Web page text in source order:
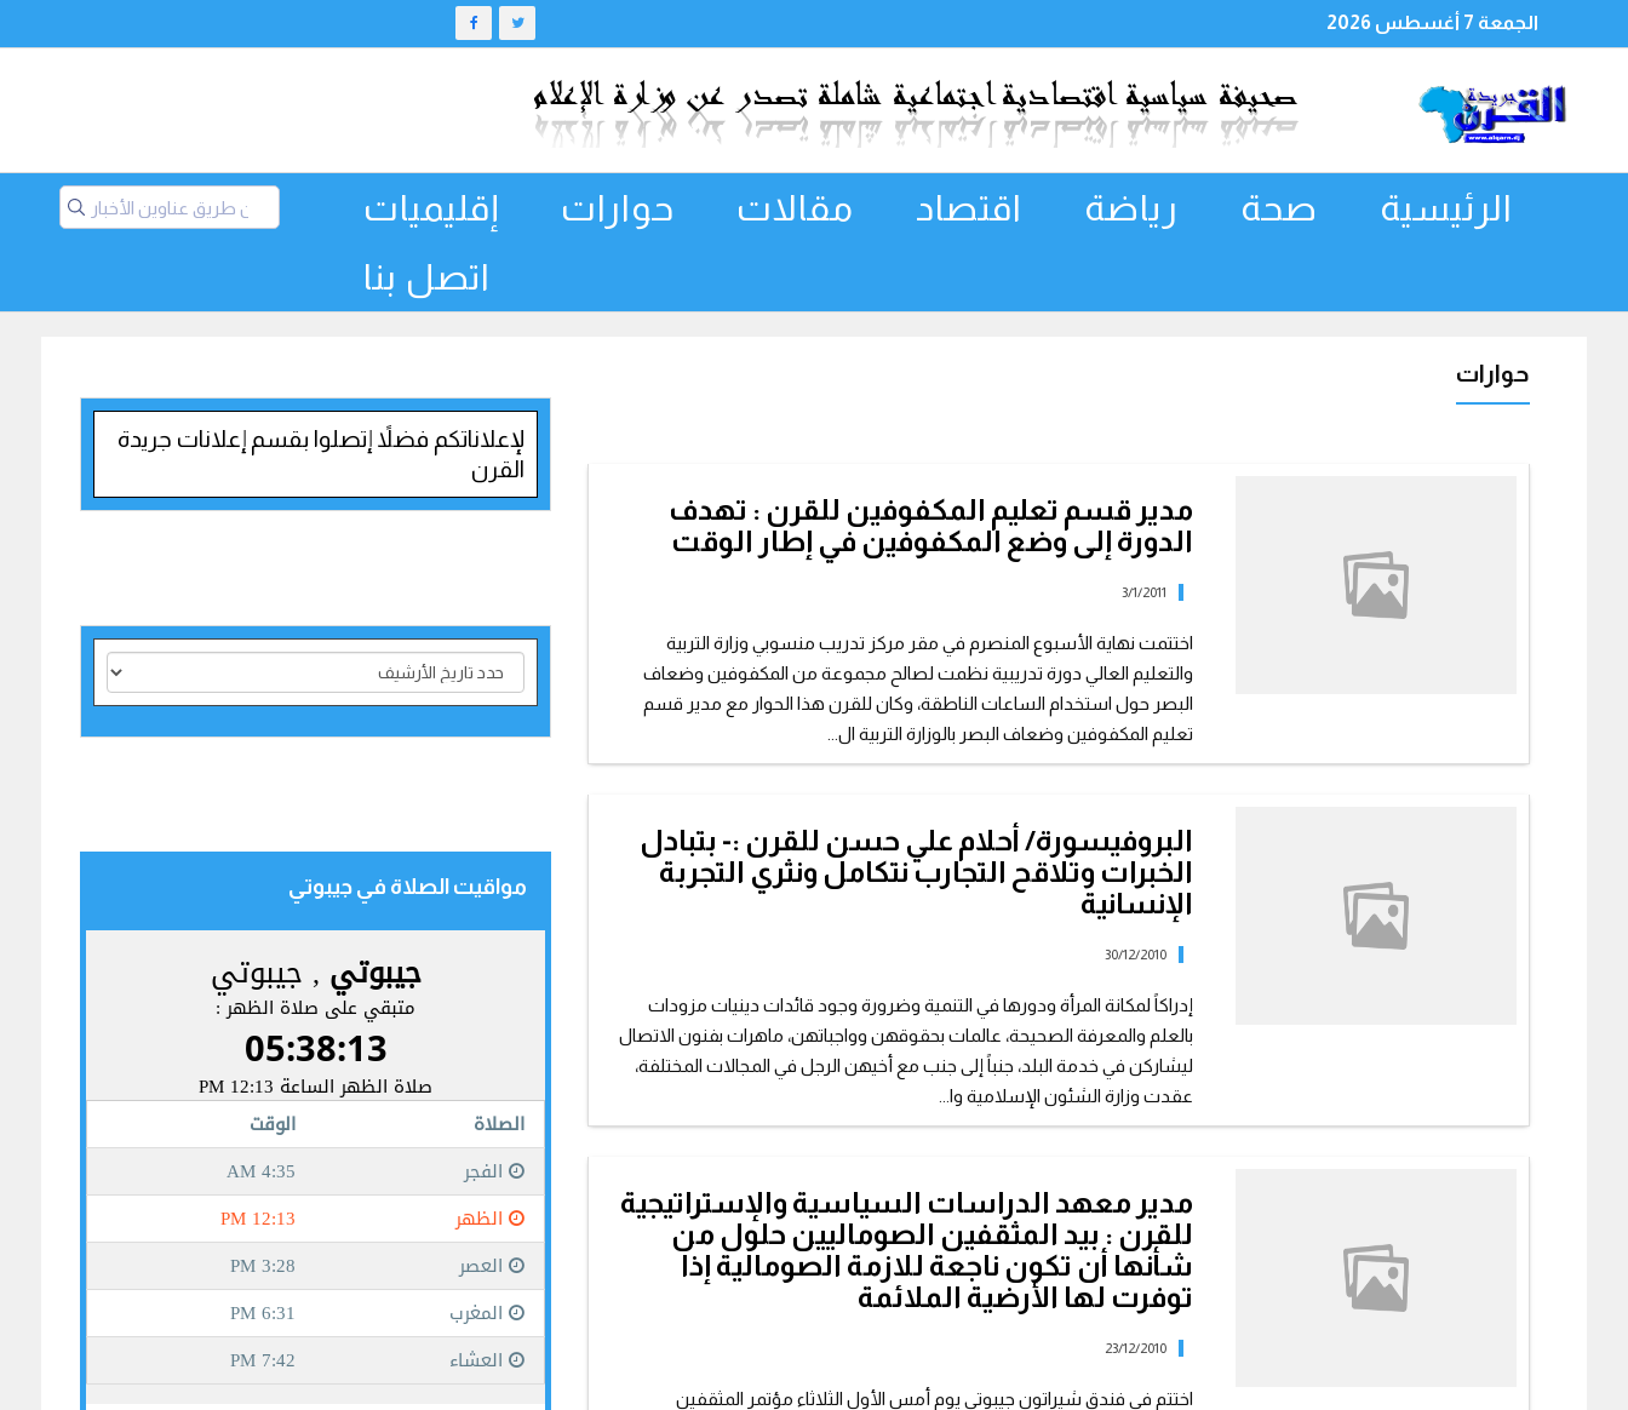
الجمعة 7 أغسطس 2026
الرئيسية صحة رياضة اقتصاد مقالات حوارات
إقليميات
اتصل بنا
حوارات
مدير قسم تعليم المكفوفين للقرن : تهدف
الدورة إلى وضع المكفوفين في إطار الوقت
3/1/2011
اختتمت نهاية الأسبوع المنصرم في مقر مركز تدريب منسوبي وزارة التربية
والتعليم العالي دورة تدريبية نظمت لصالح مجموعة من المكفوفين وضعاف
البصر حول استخدام الساعات الناطقة، وكان للقرن هذا الحوار مع مدير قسم
تعليم المكفوفين وضعاف البصر بالوزارة التربية ال...
البروفيسورة/ أحلام علي حسن للقرن :- بتبادل
الخبرات وتلاقح التجارب نتكامل ونثري التجربة
الإنسانية
30/12/2010
إدراكاً لمكانة المرأة ودورها في التنمية وضرورة وجود قائدات دينيات مزودات
بالعلم والمعرفة الصحيحة، عالمات بحقوقهن وواجباتهن، ماهرات بفنون الاتصال
ليشاركن في خدمة البلد، جنباً إلى جنب مع أخيهن الرجل في المجالات المختلفة،
عقدت وزارة الشئون الإسلامية وا...
مدير معهد الدراسات السياسية والإستراتيجية
للقرن : بيد المثقفين الصوماليين حلول من
شأنها أن تكون ناجعة للازمة الصومالية إذا
توفرت لها الأرضية الملائمة
23/12/2010
اختتم في فندق شيراتون جيبوتي يوم أمس الأول الثلاثاء مؤتمر المثقفين
لإعلاناتكم فضلاً إتصلوا بقسم إعلانات جريدة
القرن
مواقيت الصلاة في جيبوتي‎